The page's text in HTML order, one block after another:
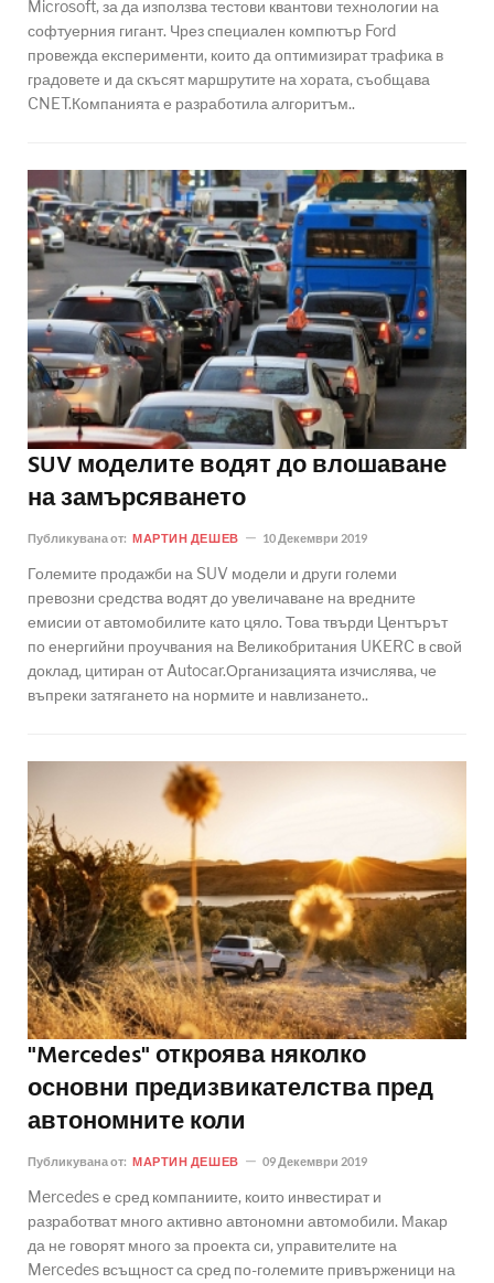
Microsoft, за да използва тестови квантови технологии на
софтуерния гигант. Чрез специален компютър Ford
провежда експерименти, които да оптимизират трафика в
градовете и да скъсят маршрутите на хората, съобщава
CNET.Компанията е разработила алгоритъм..
SUV моделите водят до влошаване
на замърсяването
Публикувана от: МАРТИН ДЕШЕВ 10 Декември 2019
Големите продажби на SUV модели и други големи
превозни средства водят до увеличаване на вредните
емисии от автомобилите като цяло. Това твърди Центърът
по енергийни проучвания на Великобритания UKERC в свой
доклад, цитиран от Autocar.Организацията изчислява, че
въпреки затягането на нормите и навлизането..
"Mercedes" откроява няколко
основни предизвикателства пред
автономните коли
Публикувана от: МАРТИН ДЕШЕВ 09 Декември 2019
Mercedes е сред компаниите, които инвестират и
разработват много активно автономни автомобили. Макар
да не говорят много за проекта си, управителите на
Mercedes всъщност са сред по-големите привърженици на